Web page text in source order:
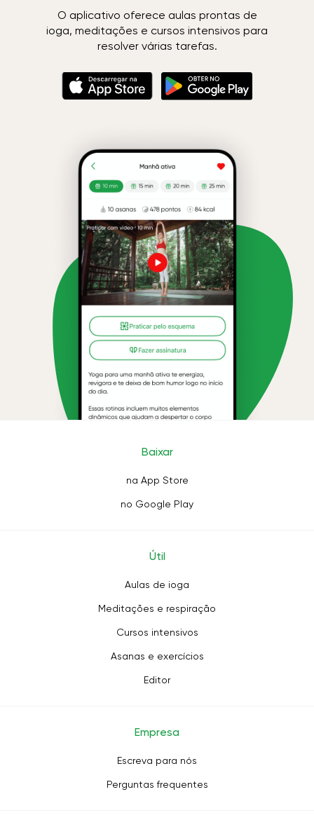
O aplicativo oferece aulas prontas de
ioga, meditações e cursos intensivos para
resolver várias tarefas.
Baixar
na App Store
no Google Play
Útil
Aulas de ioga
Meditações e respiração
Cursos intensivos
Asanas e exercícios
Editor
Empresa
Escreva para nós
Perguntas frequentes